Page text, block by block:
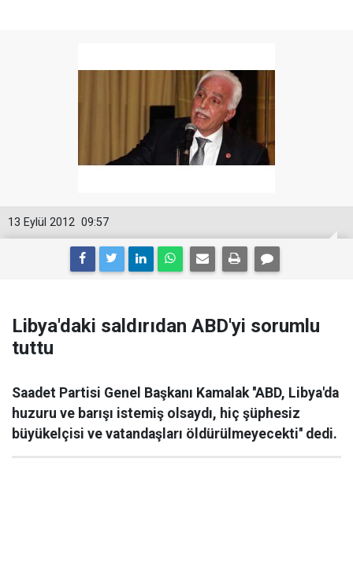
09:57
13 Eylül 2012
Libya'daki saldırıdan ABD'yi sorumlu
tuttu
Saadet Partisi Genel Başkanı Kamalak ''ABD, Libya'da
huzuru ve barışı istemiş olsaydı, hiç şüphesiz
büyükelçisi ve vatandaşları öldürülmeyecekti'' dedi.